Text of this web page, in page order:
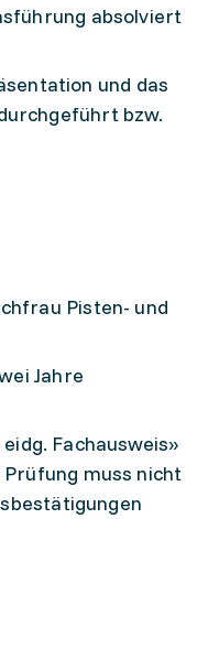
absolviert
und das
bzw.
Pisten- und
Jahre
Fachausweis»
muss nicht